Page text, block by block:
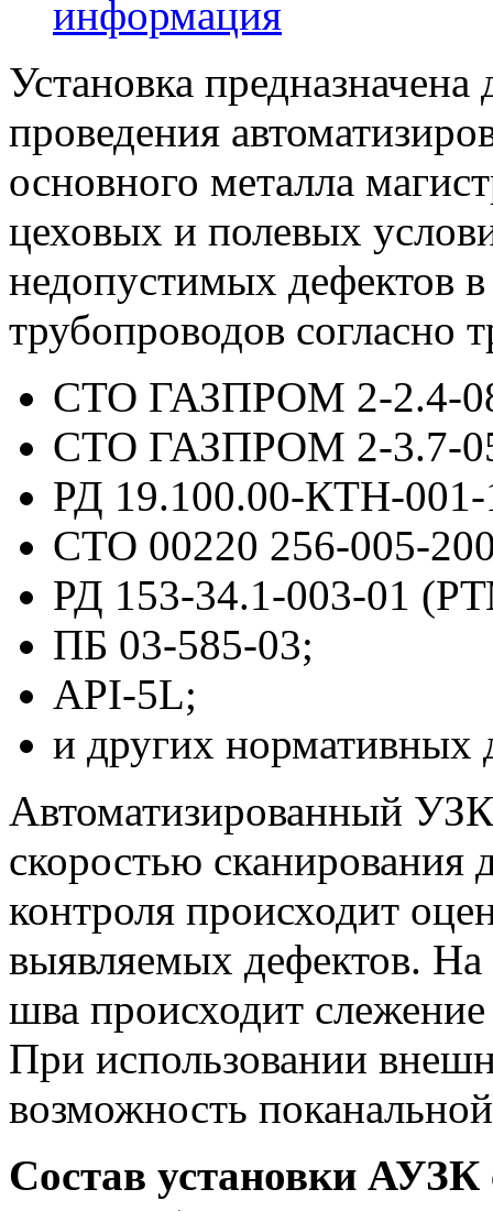
информация
Установка предназначена
проведения
основного металла
цеховых и полевых
недопустимых дефектов
трубопроводов согласно
СТО ГАЗПРОМ 2-2.4-
СТО ГАЗПРОМ 2-3.7-
РД 19.100.00-КТН-001-
СТО 00220 256-005-
РД 153-34.1-003-01
ПБ 03-585-03;
API-5L;
и других нормативных
Автоматизированный
скоростью
контроля происходит
выявляемых дефектов.
шва происходит
При использовании
возможность
Состав установки